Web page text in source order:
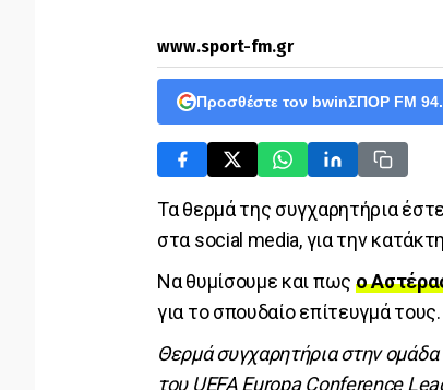
www.sport-fm.gr
Προσθέστε τον bwinΣΠΟΡ FM
Τα θερμά της συγχαρητήρια
στα social media, για την
Να θυμίσουμε και πως ο
για το σπουδαίο επίτευγμά τους.
Θερμά συγχαρητήρια στην
του UEFA Europa Conference